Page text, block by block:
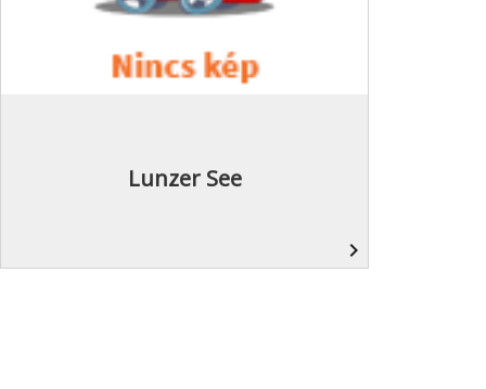
Lunzer See
navigate_next